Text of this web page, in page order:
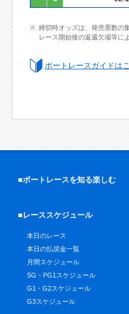
締切時オッズは、発売票数の
レース開始後の返還欠場等に
ボートレースガイドは
■ボートレースを知る楽しむ
■レーススケジュール
本日のレース
本日の払戻金一覧
月間スケジュール
SG・PG1スケジュール
G1・G2スケジュール
G3スケジュール